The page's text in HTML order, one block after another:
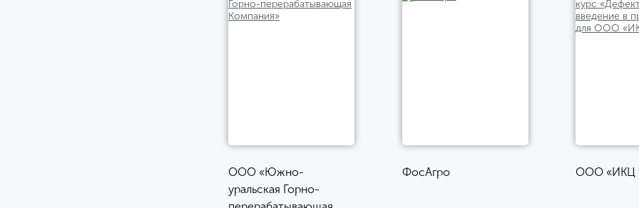
ООО «Южно-
уральская Горно-
ФосАгро ООО «ИКЦ